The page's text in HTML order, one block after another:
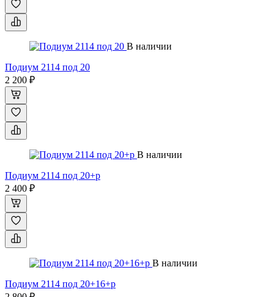
В наличии
Подиум 2114 под 20
2 200 ₽
В наличии
Подиум 2114 под 20+р
2 400 ₽
В наличии
Подиум 2114 под 20+16+р